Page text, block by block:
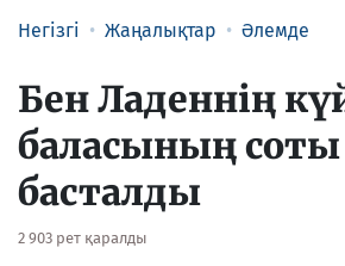
Негізгі Жаңалықтар Әлемде
Бен Ладеннің
баласының соты
басталды
2 903 рет қаралды